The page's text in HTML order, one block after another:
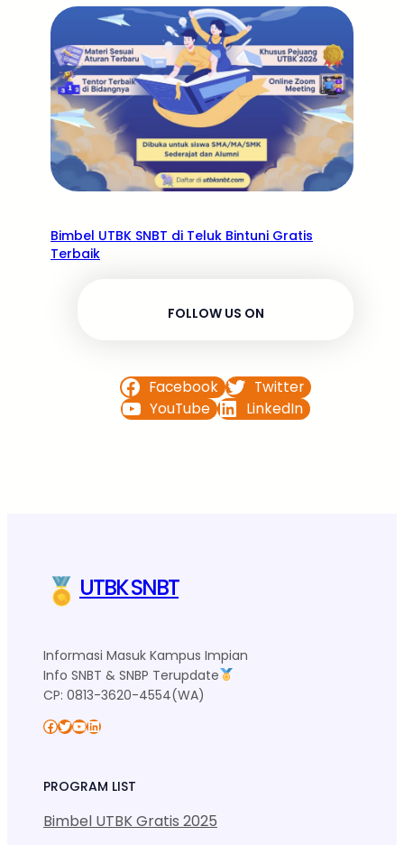
Bimbel UTBK SNBT di Teluk Bintuni Gratis
Terbaik
FOLLOW US ON
Facebook
Twitter
YouTube
LinkedIn
UTBK SNBT
Informasi Masuk Kampus Impian
Info SNBT & SNBP Terupdate
CP: 0813-3620-4554(WA)
Facebook Twitter YouTube LinkedIn
PROGRAM LIST
Bimbel UTBK Gratis 2025